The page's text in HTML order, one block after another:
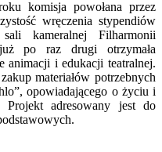
komisja powołana przez
wręczenia stypendiów
kameralnej Filharmonii
po raz drugi otrzymała
animacji i edukacji teatralnej.
materiałów potrzebnych
opowiadającego o życiu i
Projekt adresowany jest do